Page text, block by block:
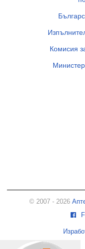
Комисия
© 2007 - 2026